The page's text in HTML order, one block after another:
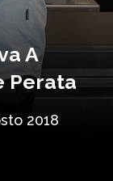
A
Perata
2018